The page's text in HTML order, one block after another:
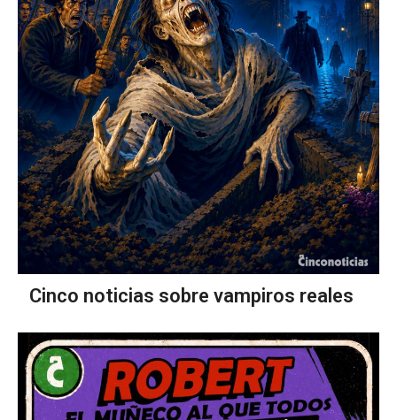
Cinco noticias sobre vampiros reales